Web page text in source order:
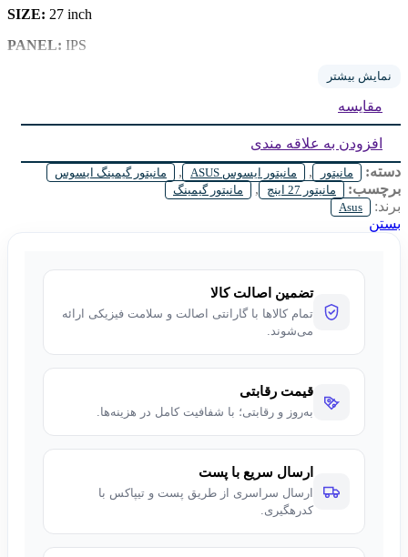
SIZE: 27 inch
IPS
نمایش بیشتر
مقایسه
افزودن به علاقه مندی
دسته:
مانیتور , مانیتور ایسوس ASUS , مانیتور گیمینگ ایسوس
برچسب: مانیتور 27 اینچ , مانیتور گیمینگ
برند: Asus
بستن
تضمین اصالت کالا
تمام کالاها با گارانتی اصالت و سلامت فیزیکی ارائه
می‌شوند.
قیمت رقابتی
به‌روز و رقابتی؛ با شفافیت کامل در هزینه‌ها.
ارسال سریع با پست
ارسال سراسری از طریق پست و تیپاکس با
کدرهگیری.